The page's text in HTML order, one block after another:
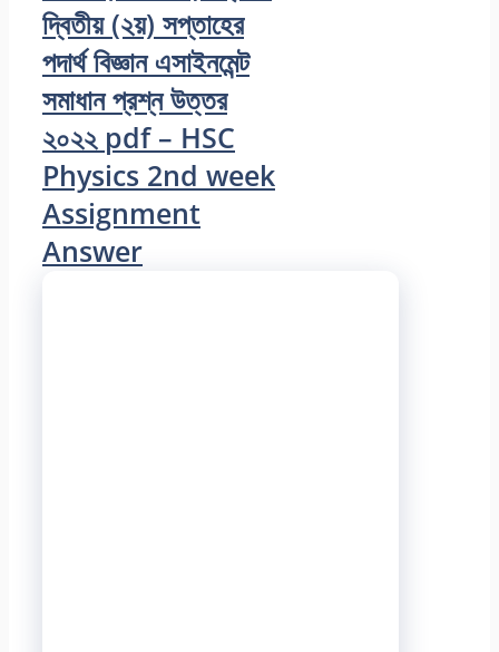
দ্বিতীয় (২য়) সপ্তাহের
পদার্থ বিজ্ঞান এসাইনমেন্ট
সমাধান প্রশ্ন উত্তর
২০২২ pdf – HSC
Physics 2nd week
Assignment
Answer